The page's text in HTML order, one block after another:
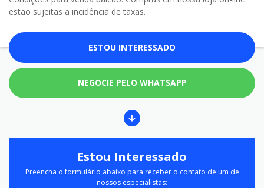
estão sujeitas a incidência de taxas.
ESTOU INTERESSADO
NEGOCIE PELO WHATSAPP
Estou Interessado
Preencha o formulário abaixo para receber o contato de um de
nossos especialistas: